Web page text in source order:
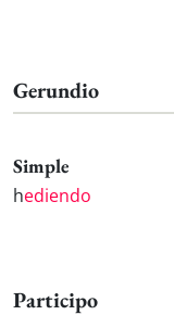
Gerundio
Simple
hediendo
Participo